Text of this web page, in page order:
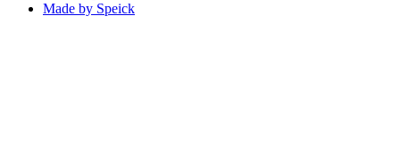
Made by Speick